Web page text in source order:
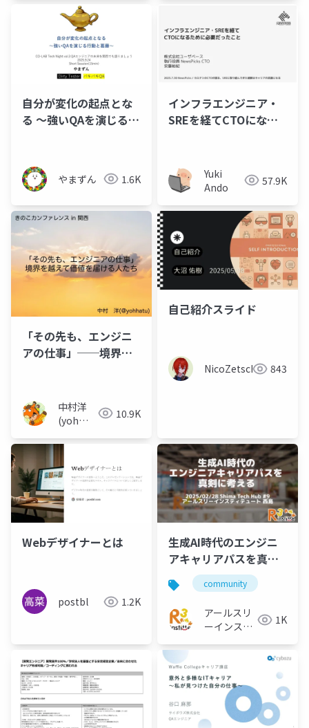
自分が変化の起点とな
る 〜強いQAを演じる行
やまずん 1.6K
インフラエンジニア・
SREを経てCTOになる
Yuki
Ando
57.9K
「その先も、エンジニ
アの仕事」──境界を
中村洋
(yoh
10.9K
自己紹介スライド
NicoZetsche 843
Webデザイナーとは
postbl 1.2K
生成AI時代のエンジニ
アキャリアパスを真剣
に考えるcommunity
アールスリ
ーインステ
1K